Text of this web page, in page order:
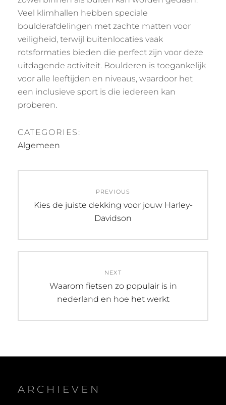
Veel klimhallen hebben speciale
boulderafdelingen met zachte matten voor
veiligheid, terwijl buitenlocaties vaak
rotsformaties bieden die perfect zijn voor deze
uitdagende activiteit. Boulderen is toegankelijk
voor alle leeftijden en niveaus, waardoor het
een inclusieve sport is die iedereen kan
proberen.
CATEGORIES:
Algemeen
navigation
PREVIOUS
Previous
Kies de juiste dekking voor jouw Harley-
Davidson
NEXT
Next
post:
Waarom fietsen zo populair is in
nederland en hoe het werkt
ARCHIEVEN